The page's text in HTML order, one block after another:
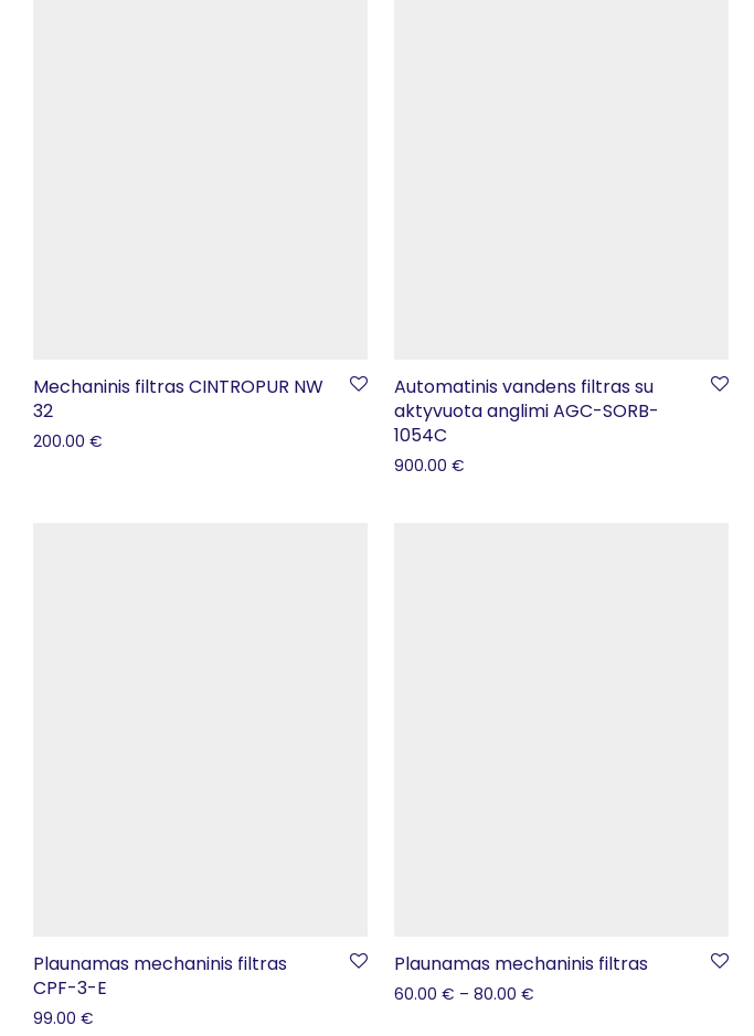
Mechaninis filtras CINTROPUR NW
32
200.00 €
Automatinis vandens filtras su
aktyvuota anglimi AGC-SORB-
1054C
900.00 €
Plaunamas mechaninis filtras
CPF-3-E
99.00 €
Plaunamas mechaninis filtras
60.00 € – 80.00 €